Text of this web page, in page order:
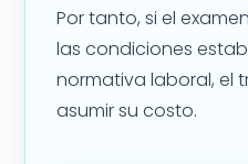
Por tanto, si el
las condiciones
normativa laboral, el
asumir su costo.